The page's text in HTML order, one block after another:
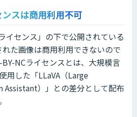
ンスは商用利用不可
イセンス」の下で公開されている
れた画像は商用利用できないので
BY-NCライセンスとは、大規模言
用した「LLaVA（Large
Assistant）」との差分として配布